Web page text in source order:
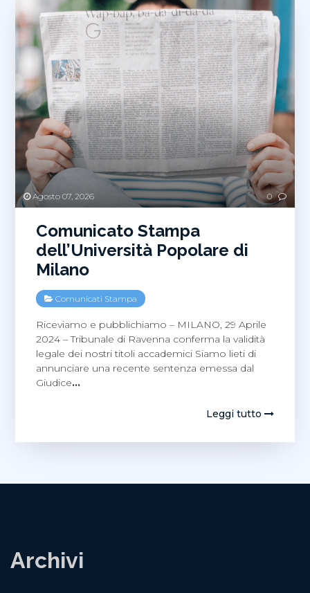
Agosto 07, 2026 0
Comunicato Stampa
dell’Università Popolare di
Milano
Comunicati Stampa
Riceviamo e pubblichiamo – MILANO, 29 Aprile
2024 – Tribunale di Ravenna conferma la validità
legale dei nostri titoli accademici Siamo lieti di
annunciare una recente sentenza emessa dal
Giudice…
Leggi tutto
Archivi